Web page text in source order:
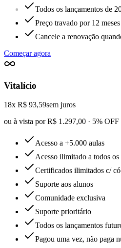
Todos os lançamentos de
Preço travado por 12 meses
Cancele a renovação
Começar agora
Vitalício
18x R$ 93,59sem juros
ou à vista por R$ 1.297,00 · 5%
Acesso a +5.000 aulas
Acesso ilimitado a todos os
Certificados ilimitados c/
Suporte aos alunos
Comunidade exclusiva
Suporte prioritário
Todos os lançamentos
Pagou uma vez, não paga